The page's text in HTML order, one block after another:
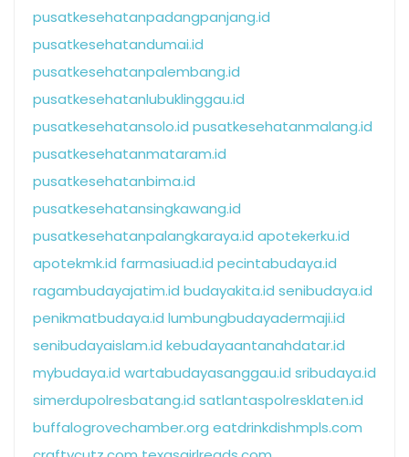
pusatkesehatanpadangpanjang.id
pusatkesehatandumai.id
pusatkesehatanpalembang.id
pusatkesehatanlubuklinggau.id
pusatkesehatansolo.id pusatkesehatanmalang.id
pusatkesehatanmataram.id
pusatkesehatanbima.id
pusatkesehatansingkawang.id
pusatkesehatanpalangkaraya.id apotekerku.id
apotekmk.id farmasiuad.id pecintabudaya.id
ragambudayajatim.id budayakita.id senibudaya.id
penikmatbudaya.id lumbungbudayadermaji.id
senibudayaislam.id kebudayaantanahdatar.id
mybudaya.id wartabudayasanggau.id sribudaya.id
simerdupolresbatang.id satlantaspolresklaten.id
buffalogrovechamber.org eatdrinkdishmpls.com